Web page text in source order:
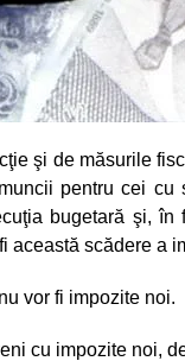
şi de măsurile
pentru cei
bugetară şi,
această scădere a
vor fi impozite noi.
cu impozite noi,